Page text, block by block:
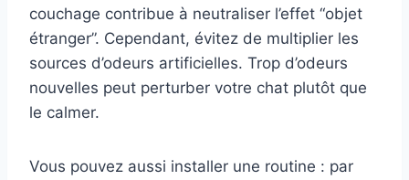
couchage contribue à neutraliser l’effet “objet
étranger”. Cependant, évitez de multiplier les
sources d’odeurs artificielles. Trop d’odeurs
nouvelles peut perturber votre chat plutôt que
le calmer.
Vous pouvez aussi installer une routine : par